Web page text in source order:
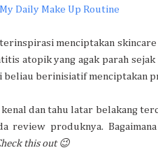
My Daily Make Up Routine
menciptakan
atopik yang agak parah
berinisiatif menciptakan
kenal dan tahu latar belakang
review produknya.
this out 😉